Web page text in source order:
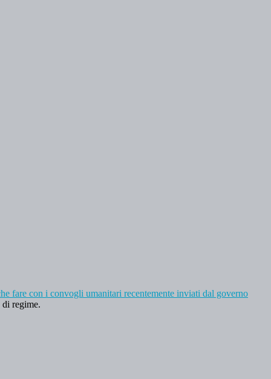
fare con i convogli umanitari recentemente inviati dal governo
regime.